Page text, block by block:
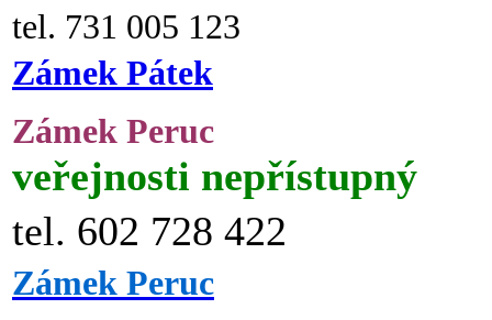
tel. 731 005 123
Zámek Pátek
Zámek Peruc
veřejnosti nepřístupný
tel. 602 728 422
Zámek Peruc